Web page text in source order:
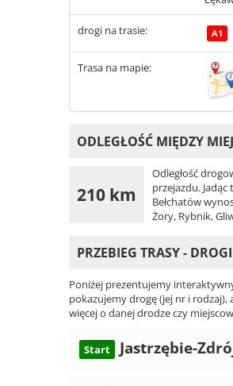
drogi na trasie: A1
Trasa na mapie:
ODLEGŁOŚĆ MIĘDZY
210 km
Odległość
przejazdu.
Bełchatów
Żory, Rybnik,
PRZEBIEG TRASY -
Poniżej prezentujemy
pokazujemy drogę (jej nr i rodzaj),
więcej o danej drodze czy
Start Jastrzębie-